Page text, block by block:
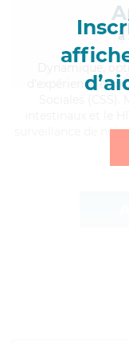
à
,
d'expérience et
surveillance de